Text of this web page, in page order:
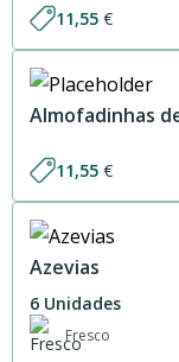
11,55 €
Almofadinhas
11,55 €
Azevias
6 Unidades
Fresco